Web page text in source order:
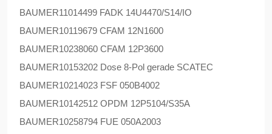
BAUMER11014499 FADK 14U4470/S14/IO
BAUMER10119679 CFAM 12N1600
BAUMER10238060 CFAM 12P3600
BAUMER10153202 Dose 8-Pol gerade SCATEC
BAUMER10214023 FSF 050B4002
BAUMER10142512 OPDM 12P5104/S35A
BAUMER10258794 FUE 050A2003